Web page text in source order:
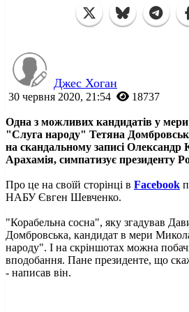
Джес Хоган
30 червня 2020, 21:54 18737
Одна з можливих кандидатів у мери
"Слуга народу" Тетяна
на скандальному записі Олександр
Арахамія, симпатизує президенту
Про це на своїй сторінці в Facebook
НАБУ Євген Шевченко.
"Корабельна сосна", яку згадував
Домбровська, кандидат в мери
народу". І на скріншотах можна
вподобання. Пане президенте, що
- написав він.